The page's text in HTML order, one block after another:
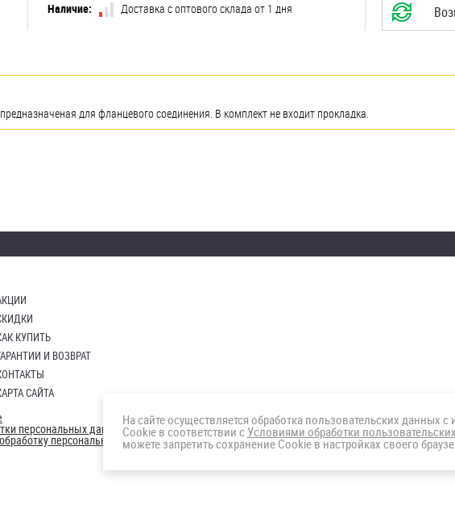
Наличие:
Доставка с оптового склада от 1 дня
для фланцевого соединения. В комплект не входит прокладка.
КУПИТЬ
И ВОЗВРАТ
САЙТА
персональных данных
персональных данны
На сайте осуществляется обработка пользовательских данных
Cookie в соответствии с Условиями обработки
можете запретить сохранение Cookie в настройках своего